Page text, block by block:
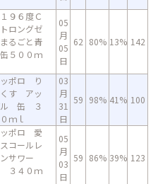
９６度Ｃ
ロングゼ
るごと青
５００ｍ
05
月
05
日
62 80% 13% 142
ポロ り
くす アッ
ル 缶 ３
ｍｌ
03
月
31
日
59 98% 41% 100
ポロ 愛
コールレ
サワー
３４０ｍ
05
月
03
日
59 86% 39% 123